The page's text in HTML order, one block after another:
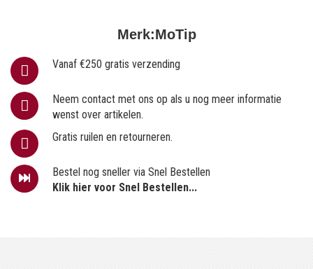
Merk:MoTip
Vanaf €250 gratis verzending
Neem contact met ons op als u nog meer informatie
wenst over artikelen.
Gratis ruilen en retourneren.
Bestel nog sneller via Snel Bestellen
Klik hier voor Snel Bestellen...